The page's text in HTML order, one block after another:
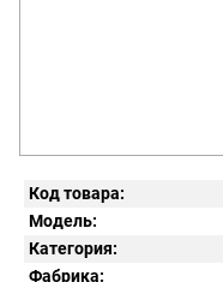
Код товара:
Модель:
Категория:
Фабрика: